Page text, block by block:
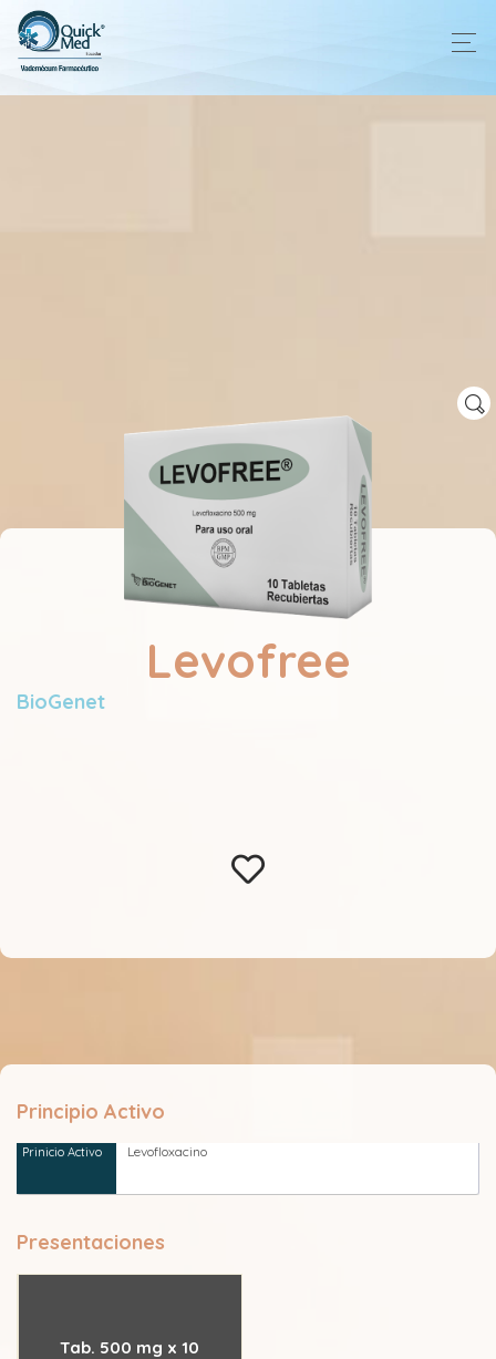
Levofree
BioGenet
Principio Activo
Levofloxacino
Presentaciones
Tab. 500 mg x 10